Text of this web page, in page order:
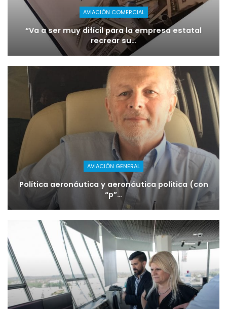
AVIACIÓN COMERCIAL
“Va a ser muy difícil para la empresa estatal
recrear su…
AVIACIÓN GENERAL
Política aeronáutica y aeronáutica política (con
“p”…